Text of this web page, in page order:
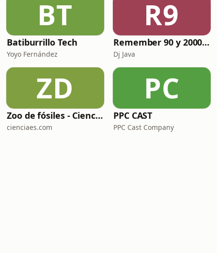
BT
Batiburrillo Tech
Yoyo Fernández
R9
Remember 90 y 2000 en PLAY WITH ME by Dj Java
Dj Java
ZD
Zoo de fósiles - Cienciaes.com
cienciaes.com
PC
PPC CAST
PPC Cast Company